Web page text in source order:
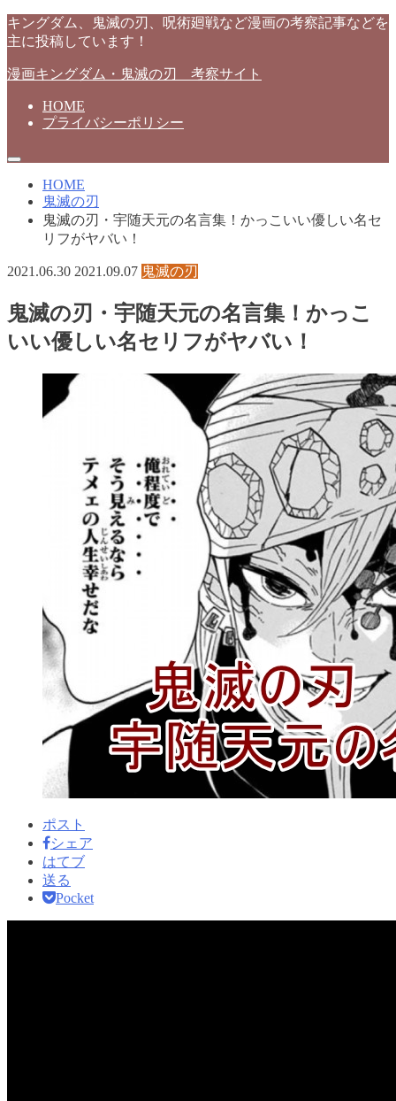
キングダム、鬼滅の刃、呪術廻戦など漫画の考察記事などを
主に投稿しています！
漫画キングダム・鬼滅の刃 考察サイト
HOME
プライバシーポリシー
HOME
鬼滅の刃
鬼滅の刃・宇随天元の名言集！かっこいい優しい名セ
リフがヤバい！
2021.06.30 2021.09.07 鬼滅の刃
鬼滅の刃・宇随天元の名言集！かっこ
いい優しい名セリフがヤバい！
ポスト
シェア
はてブ
送る
Pocket